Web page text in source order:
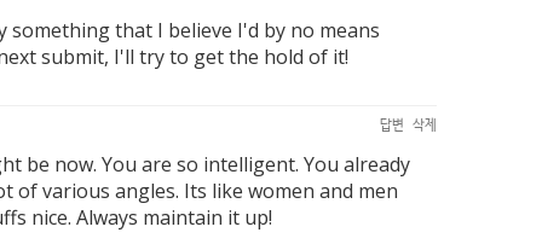
that I believe I'd by no means
submit, I'll try to get the hold of it!
답변 삭제
be now. You are so intelligent. You already
of various angles. Its like women and men
nice. Always maintain it up!